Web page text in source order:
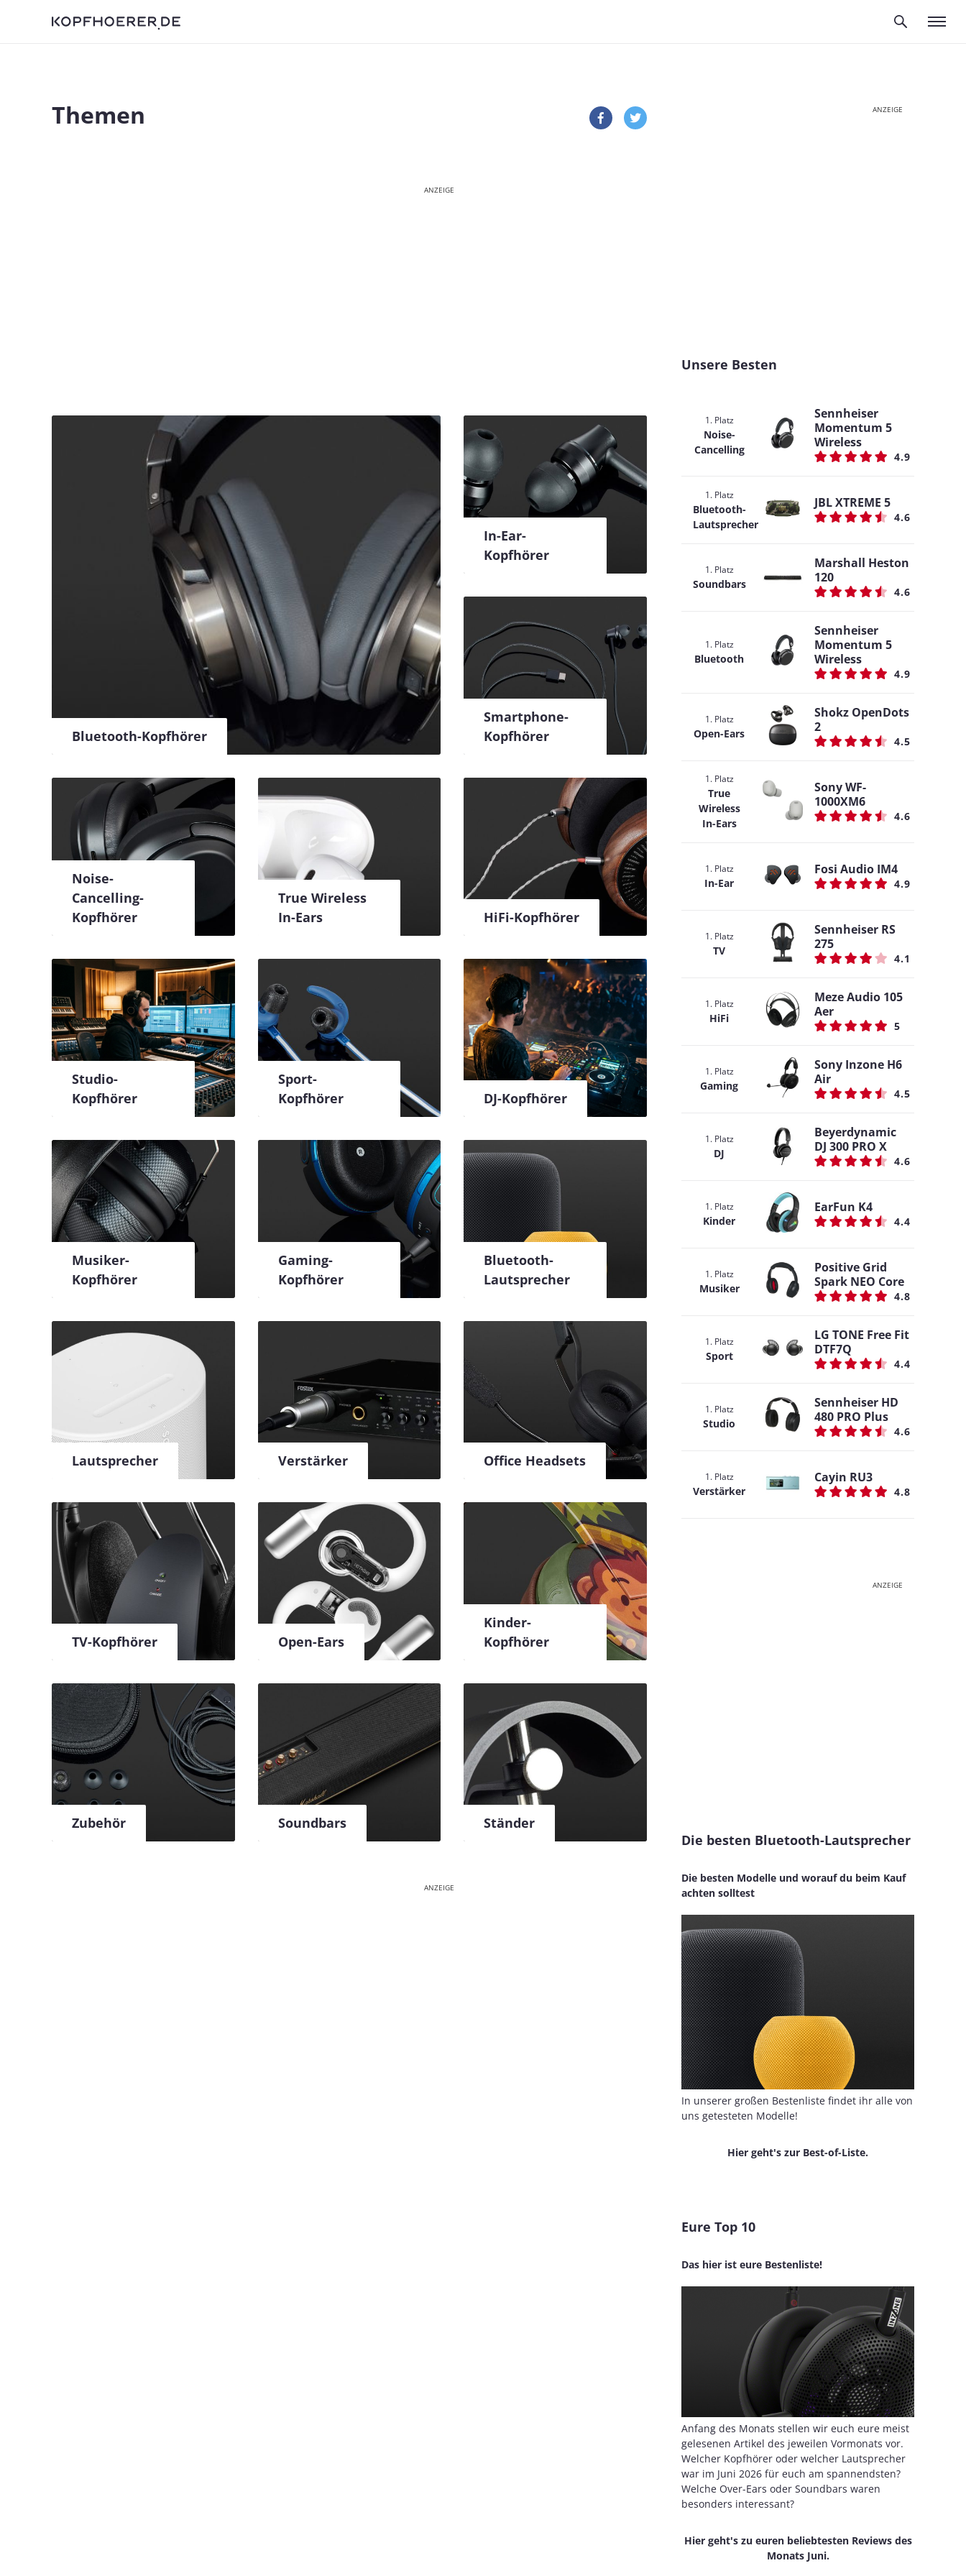
Themen
ANZEIGE
Bluetooth-Kopfhörer
In-Ear-
Kopfhörer
Smartphone-
Kopfhörer
Noise-
Cancelling-
Kopfhörer
True Wireless
In-Ears
HiFi-Kopfhörer
Studio-
Kopfhörer
Sport-
Kopfhörer
DJ-Kopfhörer
Musiker-
Kopfhörer
Gaming-
Kopfhörer
Bluetooth-
Lautsprecher
Lautsprecher Verstärker Office Headsets
TV-Kopfhörer Open-Ears
Kinder-
Kopfhörer
Zubehör Soundbars Ständer
ANZEIGE
ANZEIGE
Unsere Besten
1. Platz
Noise-
Cancelling
Sennheiser
Momentum 5
Wireless
4.9
1. Platz
Bluetooth-
Lautsprecher
JBL XTREME 5
4.6
1. Platz
Soundbars
Marshall Heston
120
4.6
1. Platz
Bluetooth
Sennheiser
Momentum 5
Wireless
4.9
1. Platz
Open-Ears
Shokz OpenDots
2
4.5
1. Platz
True
Wireless
In-Ears
Sony WF-
1000XM6
4.6
1. Platz
In-Ear
Fosi Audio IM4
4.9
1. Platz
TV
Sennheiser RS
275
4.1
1. Platz
HiFi
Meze Audio 105
Aer
5
1. Platz
Gaming
Sony Inzone H6
Air
4.5
1. Platz
DJ
Beyerdynamic
DJ 300 PRO X
4.6
1. Platz
Kinder
EarFun K4
4.4
1. Platz
Musiker
Positive Grid
Spark NEO Core
4.8
1. Platz
Sport
LG TONE Free Fit
DTF7Q
4.4
1. Platz
Studio
Sennheiser HD
480 PRO Plus
4.6
1. Platz
Verstärker
Cayin RU3
4.8
ANZEIGE
Die besten Bluetooth-Lautsprecher
Die besten Modelle und worauf du beim Kauf
achten solltest
In unserer großen Bestenliste findet ihr alle von
uns getesteten Modelle!
Hier geht's zur Best-of-Liste.
Eure Top 10
Das hier ist eure Bestenliste!
Anfang des Monats stellen wir euch eure meist
gelesenen Artikel des jeweilen Vormonats vor.
Welcher Kopfhörer oder welcher Lautsprecher
war im Juni 2026 für euch am spannendsten?
Welche Over-Ears oder Soundbars waren
besonders interessant?
Hier geht's zu euren beliebtesten Reviews des
Monats Juni.